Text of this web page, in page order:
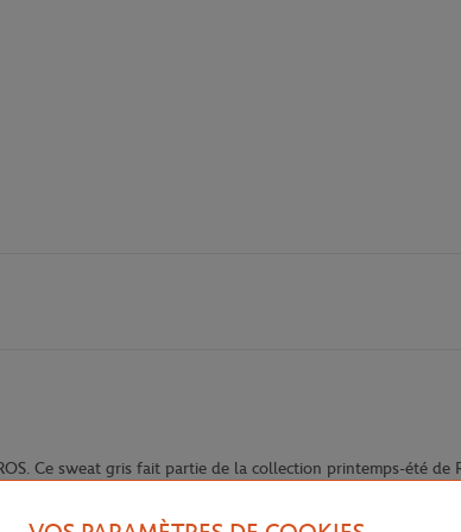
Ce sweat gris fait partie de la collection printemps-été de